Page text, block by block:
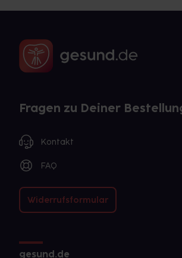
Fragen zu Deiner
Kontakt
FAQ
Widerrufsformular
gesund.de